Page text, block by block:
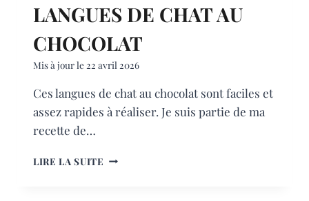
LANGUES DE CHAT AU
CHOCOLAT
Mis à jour le 22 avril 2026
Ces langues de chat au chocolat sont faciles et
assez rapides à réaliser. Je suis partie de ma
recette de…
LIRE LA SUITE LANGUES